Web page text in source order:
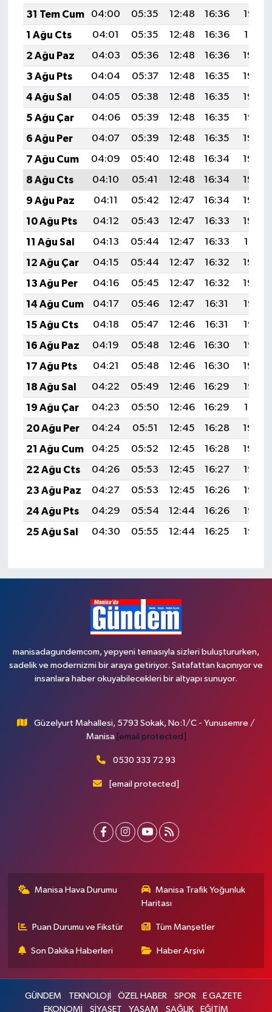
31 Tem Cum
04:00 05:35 12:48 16:36
19:52
1 Ağu Cts
04:01 05:35 12:48 16:36
19:51
2 Ağu Paz
04:03 05:36 12:48 16:36
19:50
3 Ağu Pts
04:04 05:37 12:48 16:35
19:49
4 Ağu Sal
04:05 05:38 12:48 16:35
19:48
5 Ağu Çar
04:06 05:39 12:48 16:35
19:47
6 Ağu Per
04:07 05:39 12:48 16:35
19:46
7 Ağu Cum
04:09 05:40 12:48 16:34
19:45
8 Ağu Cts
04:10 05:41 12:48 16:34
19:44
9 Ağu Paz
04:11 05:42 12:47 16:34
19:43
10 Ağu Pts
04:12 05:43 12:47 16:33
19:42
11 Ağu Sal
04:13 05:44 12:47 16:33
19:41
12 Ağu Çar
04:15 05:44 12:47 16:32
19:40
13 Ağu Per
04:16 05:45 12:47 16:32
19:39
14 Ağu Cum
04:17 05:46 12:47 16:31
19:37
15 Ağu Cts
04:18 05:47 12:46 16:31
19:36
16 Ağu Paz
04:19 05:48 12:46 16:30
19:35
17 Ağu Pts
04:21 05:48 12:46 16:30
19:34
18 Ağu Sal
04:22 05:49 12:46 16:29
19:32
19 Ağu Çar
04:23 05:50 12:46 16:29
19:31
20 Ağu Per
04:24 05:51 12:45 16:28
19:30
21 Ağu Cum
04:25 05:52 12:45 16:28
19:29
22 Ağu Cts
04:26 05:53 12:45 16:27
19:27
23 Ağu Paz
04:27 05:53 12:45 16:26
19:26
24 Ağu Pts
04:29 05:54 12:44 16:26
19:25
25 Ağu Sal
04:30 05:55 12:44 16:25 19:23
manisadagundemcom, yepyeni temasıyla sizleri buluştururken,
sadelik ve modernizmi bir araya getiriyor. Şatafattan kaçınıyor ve
insanlara haber okuyabilecekleri bir altyapı sunuyor.
Güzelyurt Mahallesi, 5793 Sokak, No:1/C - Yunusemre /
Manisa [email protected]
0530 333 72 93
[email protected]
Manisa Hava Durumu
Manisa Trafik Yoğunluk
Haritası
Puan Durumu ve Fikstür Tüm Manşetler
Son Dakika Haberleri Haber Arşivi
GÜNDEM TEKNOLOJİ ÖZEL HABER SPOR
E GAZETE
EKONOMİ
SİYASET YAŞAM SAĞLIK EĞİTİM